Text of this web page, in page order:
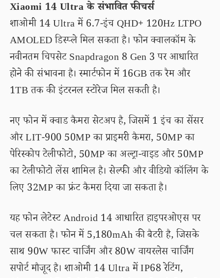
Xiaomi 14 Ultra के संभावित फीचर्स
शाओमी 14 Ultra में 6.7-इंच QHD+ 120Hz LTPO
AMOLED डिस्प्ले मिल सकता है। फोन क्वालकॉम के
नवीनतम चिपसेट Snapdragon 8 Gen 3 पर आधारित
होने की संभावना है। स्मार्टफोन में 16GB तक रैम और
1TB तक की इंटरनल स्टोरेज मिल सकती है।
नए फोन में क्वाड कैमरा सेटअप है, जिसमें 1 इंच का सेंसर
और LIT-900 50MP का प्राइमरी कैमरा, 50MP का
पेरिस्कोप टेलीफोटो, 50MP का अल्ट्रा-वाइड और 50MP
का टेलीफोटो लेंस शामिल है। सेल्फी और वीडियो कॉलिंग के
लिए 32MP का फ्रंट कैमरा दिया जा सकता है।
यह फोन लेटेस्ट Android 14 आधारित हाइपरओएस पर
चल सकता है। फोन में 5,180mAh की बैटरी है, जिसके
साथ 90W फास्ट चार्जिंग और 80W वायरलेस चार्जिंग
सपोर्ट मौजूद है। शाओमी 14 Ultra में IP68 रेटिंग,